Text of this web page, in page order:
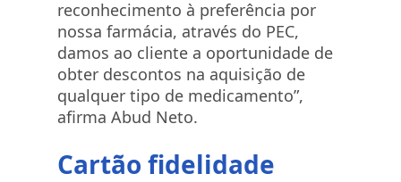
reconhecimento à preferência por
nossa farmácia, através do PEC,
damos ao cliente a oportunidade de
obter descontos na aquisição de
qualquer tipo de medicamento”,
afirma Abud Neto.
Cartão fidelidade